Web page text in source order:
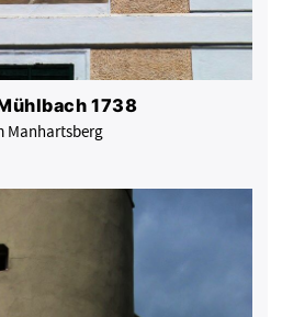
1738
Manhartsberg